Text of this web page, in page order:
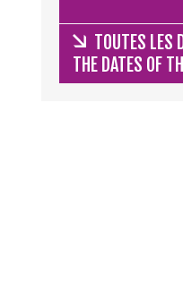
TOUTES LES
THE DATES OF